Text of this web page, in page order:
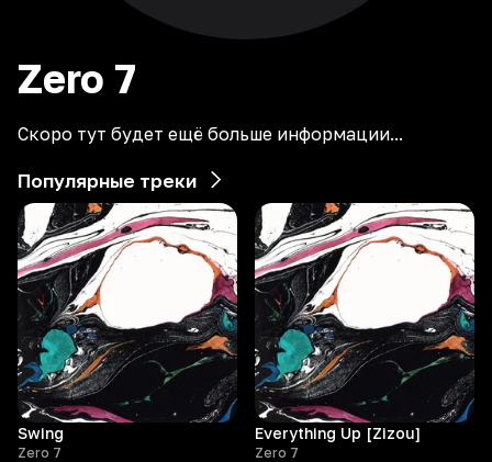
Zero 7
Скоро тут будет ещё больше информации...
Популярные треки
Swing
Zero 7
Everything Up [Zizou]
Zero 7